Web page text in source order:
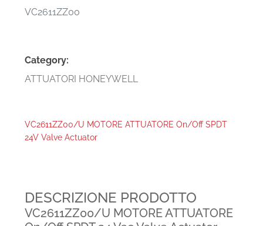
VC2611ZZ00
Category:
ATTUATORI HONEYWELL
VC2611ZZ00/U MOTORE ATTUATORE On/Off SPDT
24V Valve Actuator
DESCRIZIONE PRODOTTO
VC2611ZZ00/U MOTORE ATTUATORE